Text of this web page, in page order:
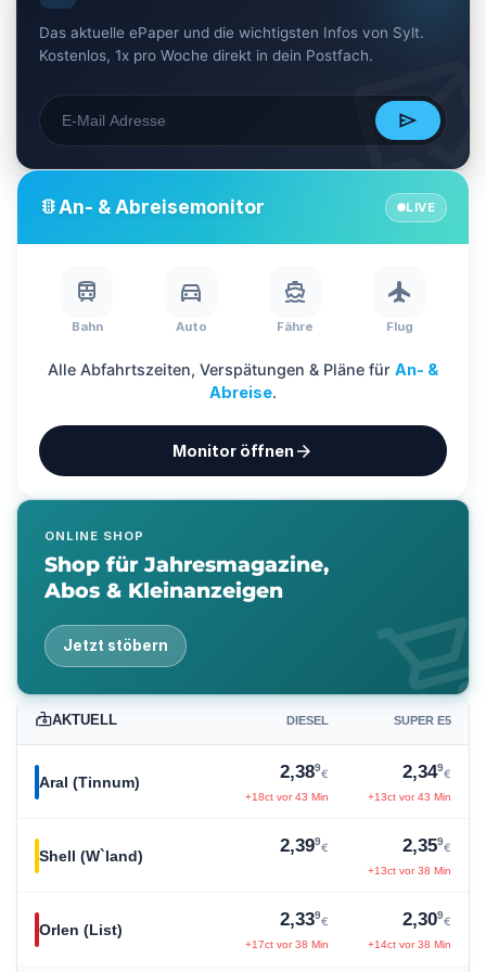
?
Das aktuelle ePaper und die wichtigsten Infos von Sylt.
Kostenlos, 1x pro Woche direkt in dein Postfach.
send
trafficAn- & Abreisemonitor LIVE
train
Bahn
directions_car
Auto
directions_boat
Fähre
flight
Flug
Alle Abfahrtszeiten, Verspätungen & Pläne für An- &
Abreise.
Monitor öffnenarrow_forward
ONLINE SHOP
Shop für Jahresmagazine,
Abos & Kleinanzeigen
Jetzt stöbern
AKTUELL DIESEL SUPER E5
Aral (Tinnum) 2,389
€
+18ct vor 43 Min
2,349
€
+13ct vor 43 Min
Shell (W`land) 2,399
€ 2,359
€
+13ct vor 38 Min
Orlen (List) 2,339
€
+17ct vor 38 Min
2,309
€
+14ct vor 38 Min